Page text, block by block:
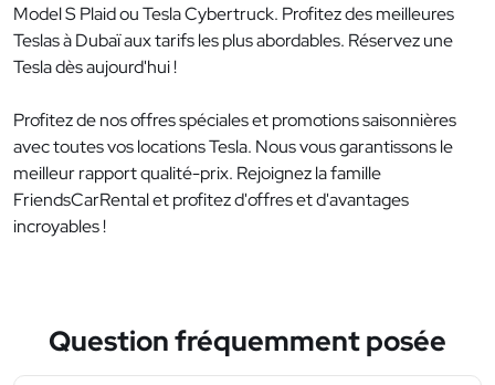
Model S Plaid ou Tesla Cybertruck. Profitez des meilleures
Teslas à Dubaï aux tarifs les plus abordables. Réservez une
Tesla dès aujourd'hui !
Profitez de nos offres spéciales et promotions saisonnières
avec toutes vos locations Tesla. Nous vous garantissons le
meilleur rapport qualité-prix. Rejoignez la famille
FriendsCarRental et profitez d'offres et d'avantages
incroyables !
Question fréquemment posée